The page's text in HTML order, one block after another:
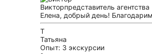
Викторпредставитель агентства
Елена, добрый день!
Т
Татьяна
Опыт: 3 экскурсии